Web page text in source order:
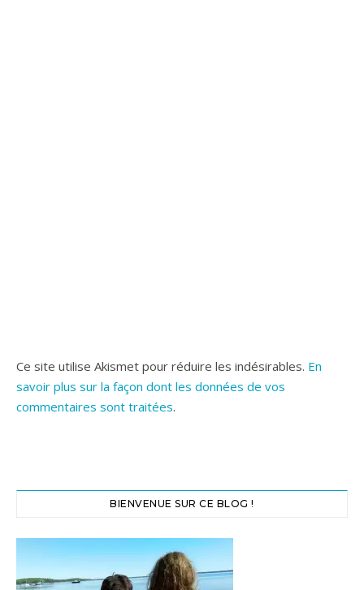
Ce site utilise Akismet pour réduire les indésirables. En
savoir plus sur la façon dont les données de vos
commentaires sont traitées.
BIENVENUE SUR CE BLOG !